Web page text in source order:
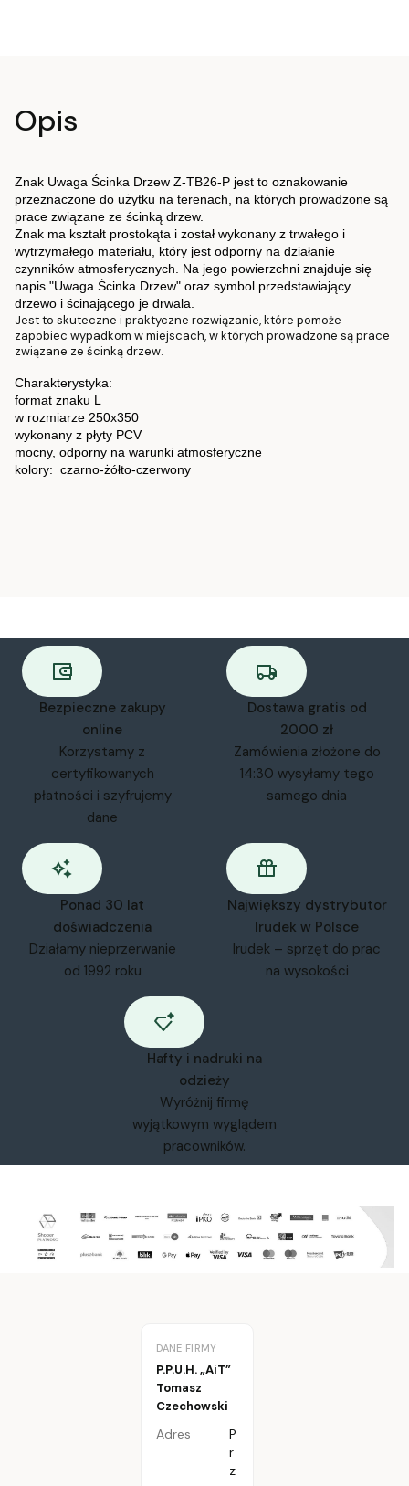
Opis
Znak Uwaga Ścinka Drzew Z-TB26-P jest to oznakowanie
przeznaczone do użytku na terenach, na których prowadzone są
prace związane ze ścinką drzew.
Znak ma kształt prostokąta i został wykonany z trwałego i
wytrzymałego materiału, który jest odporny na działanie
czynników atmosferycznych. Na jego powierzchni znajduje się
napis "Uwaga Ścinka Drzew" oraz symbol przedstawiający
drzewo i ścinającego je drwala.
Jest to skuteczne i praktyczne rozwiązanie, które pomoże
zapobiec wypadkom w miejscach, w których prowadzone są prace
związane ze ścinką drzew.
Charakterystyka:
format znaku L
w rozmiarze 250x350
wykonany z płyty PCV
mocny, odporny na warunki atmosferyczne
kolory: czarno-żółto-czerwony
Bezpieczne zakupy
online
Korzystamy z
certyfikowanych
płatności i szyfrujemy
dane
Dostawa gratis od
2000 zł
Zamówienia złożone do
14:30 wysyłamy tego
samego dnia
Ponad 30 lat
doświadczenia
Działamy nieprzerwanie
od 1992 roku
Największy dystrybutor
Irudek w Polsce
Irudek – sprzęt do prac
na wysokości
Hafty i nadruki na
odzieży
Wyróżnij firmę
wyjątkowym wyglądem
pracowników.
DANE FIRMY
P.P.U.H. „AiT”
Tomasz
Czechowski
Adres
P
r
z